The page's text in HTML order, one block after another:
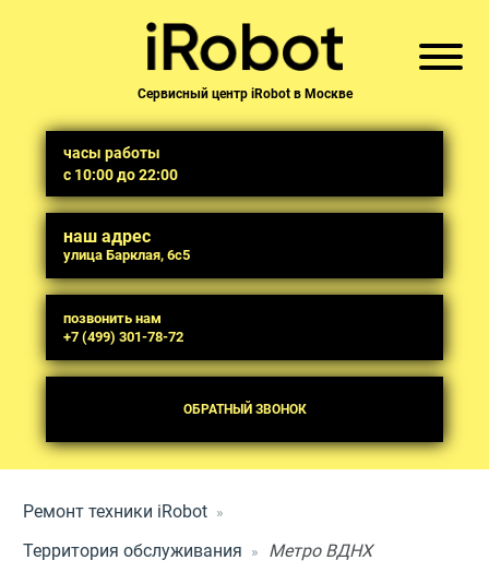
Сервисный центр iRobot в Москве
часы работы
с 10:00 до 22:00
наш адрес
улица Барклая, 6с5
позвонить нам
+7 (499) 301-78-72
ОБРАТНЫЙ ЗВОНОК
Ремонт техники iRobot
Территория обслуживания
Метро ВДНХ